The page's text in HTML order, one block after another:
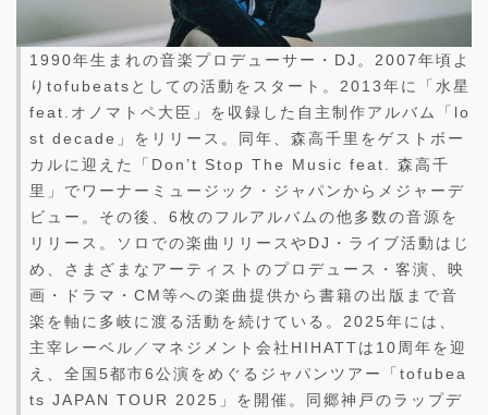
1990年生まれの音楽プロデューサー・DJ。2007年頃よ
りtofubeatsとしての活動をスタート。2013年に「水星
feat.オノマトペ大臣」を収録した自主制作アルバム「lo
st decade」をリリース。同年、森高千里をゲストボー
カルに迎えた「Don’t Stop The Music feat. 森高千
里」でワーナーミュージック・ジャパンからメジャーデ
ビュー。その後、6枚のフルアルバムの他多数の音源を
リリース。ソロでの楽曲リリースやDJ・ライブ活動はじ
め、さまざまなアーティストのプロデュース・客演、映
画・ドラマ・CM等への楽曲提供から書籍の出版まで音
楽を軸に多岐に渡る活動を続けている。2025年には、
主宰レーベル／マネジメント会社HIHATTは10周年を迎
え、全国5都市6公演をめぐるジャパンツアー「tofubea
ts JAPAN TOUR 2025」を開催。同郷神戸のラップデ